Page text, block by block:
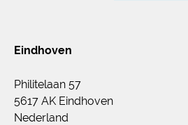
Eindhoven
Philitelaan 57
5617 AK Eindhoven
Nederland